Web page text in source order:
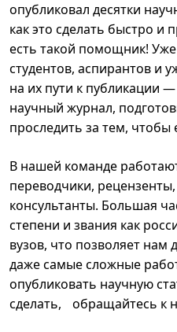
опубликовал десятки
как это сделать быстро и
есть такой помощник!
студентов, аспирантов и
на их пути к публикации
научный журнал,
проследить за тем, чтобы
В нашей команде
переводчики,
консультанты. Большая
степени и звания как
вузов, что позволяет нам
даже самые сложные
опубликовать научную
сделать, обращайтесь